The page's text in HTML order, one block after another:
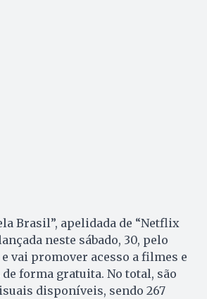
Brasil”, apelidada de “Netflix
neste sábado, 30, pelo
vai promover acesso a filmes e
forma gratuita. No total, são
disponíveis, sendo 267